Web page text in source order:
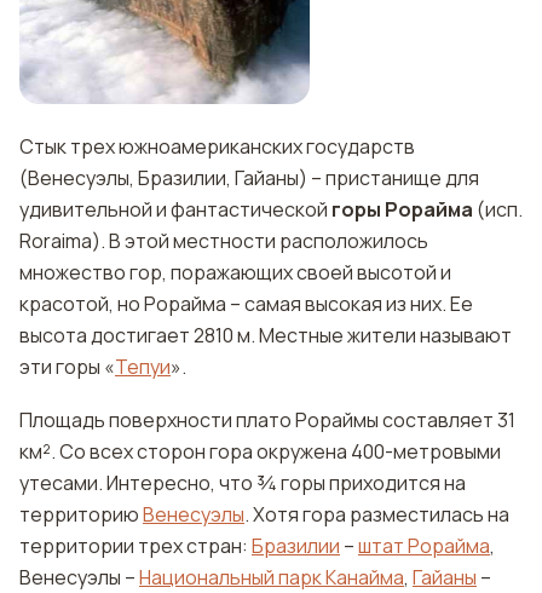
Стык трех южноамериканских государств
(Венесуэлы, Бразилии, Гайаны) – пристанище для
удивительной и фантастической горы Рорайма (исп.
Roraima). В этой местности расположилось
множество гор, поражающих своей высотой и
красотой, но Рорайма – самая высокая из них. Ее
высота достигает 2810 м. Местные жители называют
эти горы «Тепуи».
Площадь поверхности плато Рораймы составляет 31
км². Со всех сторон гора окружена 400-метровыми
утесами. Интересно, что ¾ горы приходится на
территориюВенесуэлы. Хотя гора разместилась на
территории трех стран: Бразилии –штат Рорайма,
Венесуэлы –Национальный парк Канайма, Гайаны –